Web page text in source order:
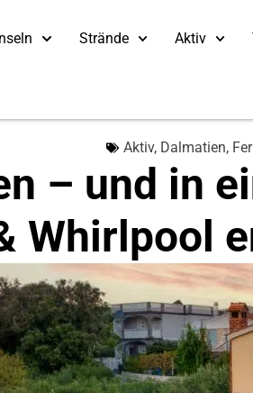
Strände Aktiv
Aktiv, Dalmatien,
– und in
Whirlpool